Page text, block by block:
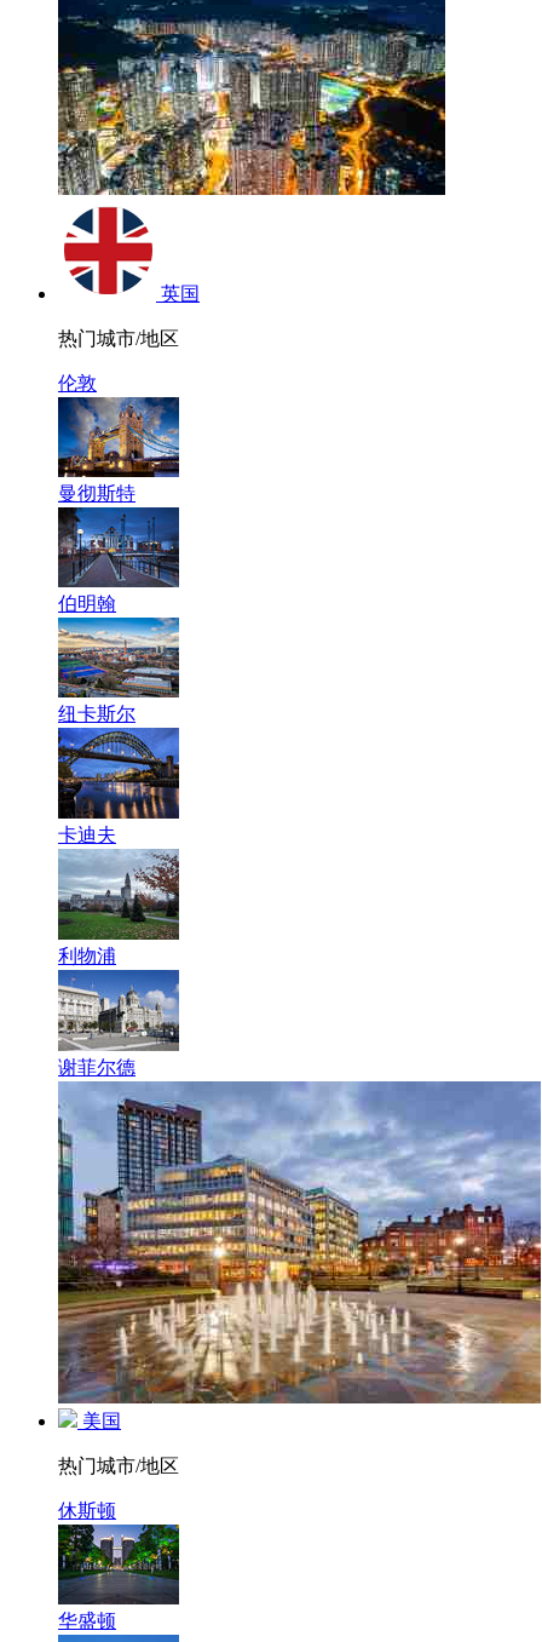
英国
热门城市/地区
伦敦
曼彻斯特
伯明翰
纽卡斯尔
卡迪夫
利物浦
谢菲尔德
美国
热门城市/地区
休斯顿
华盛顿